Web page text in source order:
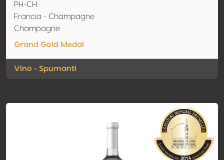
PH-CH
Francia - Champagne
Champagne
Grand Gold Medal
Vino - Spumanti